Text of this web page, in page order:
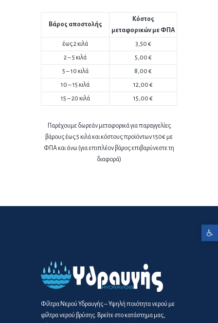
Ανοίξτε τη γραμμή εργαλείων
Βάρος αποστολής
Κόστος
μεταφορικών με ΦΠΑ
έως 2 κιλά
3,50 €
2 – 5 κιλά
5,00 €
5 – 10 κιλά
8,00 €
10 – 15 κιλά
12,00 €
15 – 20 κιλά
15,00 €
Παρέχουμε δωρεάν μεταφορικά για παραγγελίες
βάρους έως 5 κιλά και κόστους προϊόντων150€ με
ΦΠΑ και άνω (για επιπλέον βάρος επιβαρύνεστε τη
διαφορά)
Φίλτρα Νερού Υδραυγής – Υψηλή ποιότητα νερού με
φίλτρα νερού βρύσης. Βρείτε στο κατάστημα μας,